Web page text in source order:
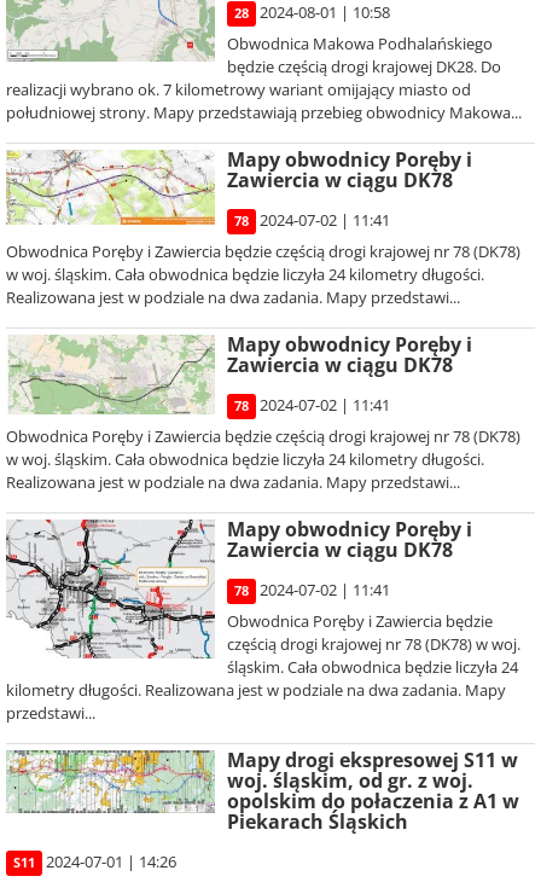
28
2024-08-01 | 10:58
Obwodnica Makowa Podhalańskiego
będzie częścią drogi krajowej DK28. Do
realizacji wybrano ok. 7 kilometrowy wariant omijający miasto od
południowej strony. Mapy przedstawiają przebieg obwodnicy Makowa...
Mapy obwodnicy Poręby i
Zawiercia w ciągu DK78
78
2024-07-02 | 11:41
Obwodnica Poręby i Zawiercia będzie częścią drogi krajowej nr 78 (DK78)
w woj. śląskim. Cała obwodnica będzie liczyła 24 kilometry długości.
Realizowana jest w podziale na dwa zadania. Mapy przedstawi...
Mapy obwodnicy Poręby i
Zawiercia w ciągu DK78
78
2024-07-02 | 11:41
Obwodnica Poręby i Zawiercia będzie częścią drogi krajowej nr 78 (DK78)
w woj. śląskim. Cała obwodnica będzie liczyła 24 kilometry długości.
Realizowana jest w podziale na dwa zadania. Mapy przedstawi...
Mapy obwodnicy Poręby i
Zawiercia w ciągu DK78
78
2024-07-02 | 11:41
Obwodnica Poręby i Zawiercia będzie
częścią drogi krajowej nr 78 (DK78) w woj.
śląskim. Cała obwodnica będzie liczyła 24
kilometry długości. Realizowana jest w podziale na dwa zadania. Mapy
przedstawi...
Mapy drogi ekspresowej S11 w
woj. śląskim, od gr. z woj.
opolskim do połaczenia z A1 w
Piekarach Śląskich
S11
2024-07-01 | 14:26